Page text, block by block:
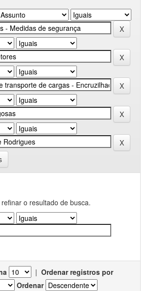
o resultado de busca.
| Ordenar registros por
Ordenar